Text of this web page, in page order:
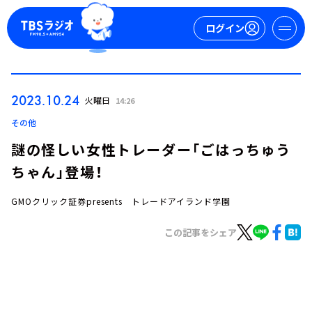
ログイン
2023.10.24 火曜日 14:26
その他
謎の怪しい女性トレーダー「ごはっちゅう
ちゃん」登場！
GMOクリック証券presents トレードアイランド学園
この記事をシェア